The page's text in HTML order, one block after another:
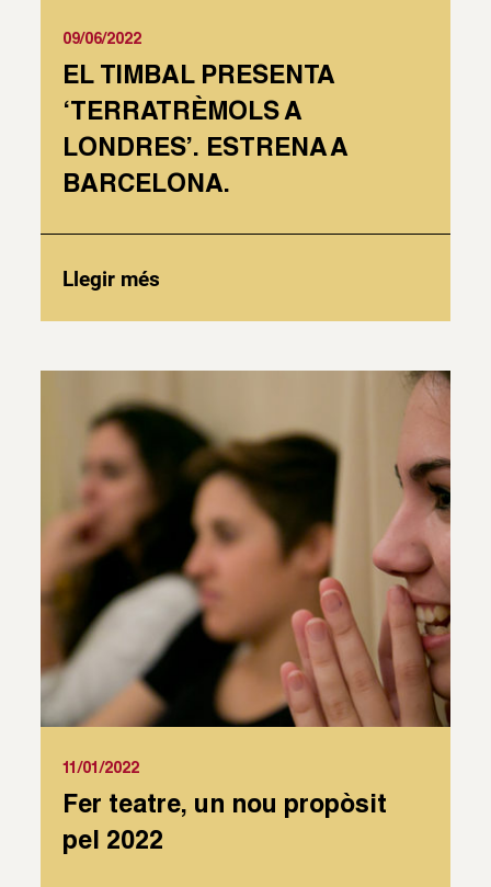
09/06/2022
EL TIMBAL PRESENTA
‘TERRATRÈMOLS A
LONDRES’. ESTRENA A
BARCELONA.
Llegir més
11/01/2022
Fer teatre, un nou propòsit
pel 2022